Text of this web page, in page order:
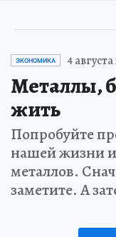
ЭКОНОМИКА 4 августа
Металлы,
жить
Попробуйте
нашей жизни
металлов.
заметите. А